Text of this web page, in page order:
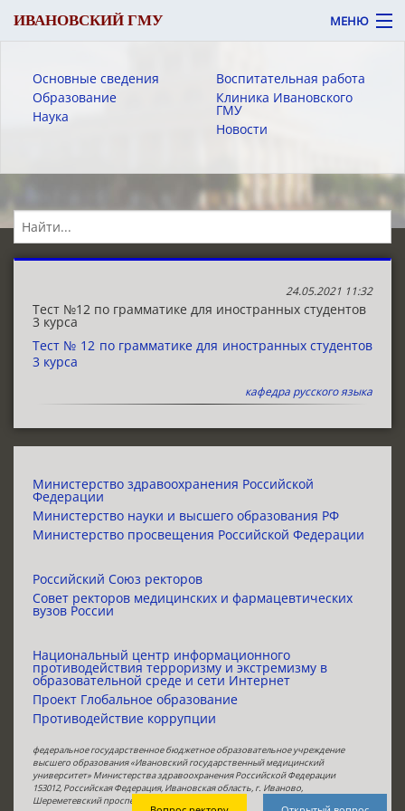
ИВАНОВСКИЙ ГМУ МЕНЮ
Об университете
Абитуриенту
Сотруднику
Пациенту
Основные сведения
Образование
Наука
Воспитательная работа
Клиника Ивановского
ГМУ
Новости
24.05.2021 11:32
Тест №12 по грамматике для иностранных студентов
3 курса
Тест № 12 по грамматике для иностранных студентов
3 курса
кафедра русского языка
Министерство здравоохранения Российской
Федерации
Министерство науки и высшего образования РФ
Министерство просвещения Российской Федерации
Российский Союз ректоров
Совет ректоров медицинских и фармацевтических
вузов России
Национальный центр информационного
противодействия терроризму и экстремизму в
образовательной среде и сети Интернет
Проект Глобальное образование
Противодействие коррупции
федеральное государственное бюджетное образовательное учреждение
высшего образования «Ивановский государственный медицинский
университет» Министерства здравоохранения Российской Федерации
153012, Российская Федерация, Ивановская область, г. Иваново,
Шереметевский проспект, 8,